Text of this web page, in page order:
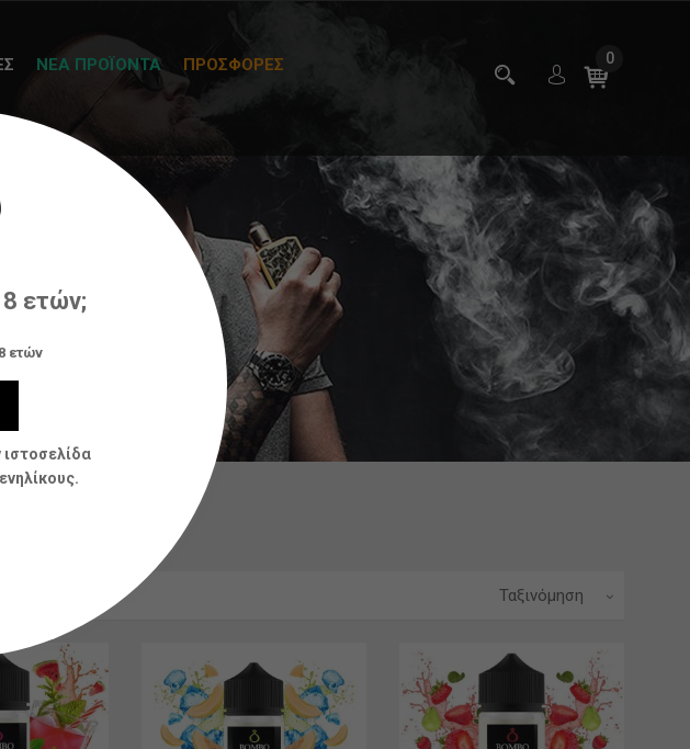
ΝΕΑ ΠΡΟΪΟΝΤΑ
ΠΡΟΣΦΟΡΕΣ
0
Ταξινόμηση
ετών;
ετών